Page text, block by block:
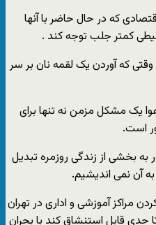
که در حال حاضر با آنها
کمتر جلب توجه کند .
که آوردن یک لقمه نان بر سر
یک مشکل مزمن نه تنها برای
است.
بخشی از زندگی روزمره تبدیل
آن نمی اندیشیم.
مراکز آموزشی و اداری در تهران
حدی قابل استنشاق کند با بحران